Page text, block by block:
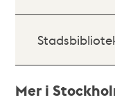
Mer i